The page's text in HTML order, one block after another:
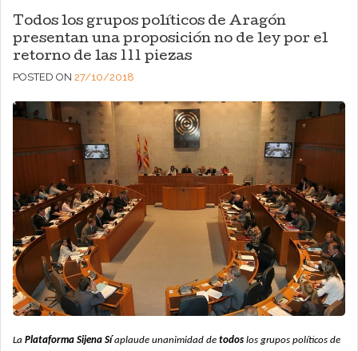
Todos los grupos políticos de Aragón
presentan una proposición no de ley por el
retorno de las 111 piezas
POSTED ON 27/10/2018
La Plataforma Sijena Sí aplaude unanimidad de todos los grupos políticos de